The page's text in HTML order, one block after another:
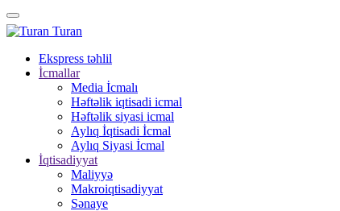
Turan
Ekspress təhlil
İcmallar
Media İcmalı
Həftəlik iqtisadi icmal
Həftəlik siyasi icmal
Aylıq İqtisadi İcmal
Aylıq Siyasi İcmal
İqtisadiyyat
Maliyyə
Makroiqtisadiyyat
Sənaye